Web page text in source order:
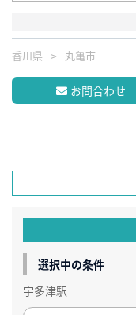
香川県 丸亀市
お問合わせ
選択中の条件
宇多津駅